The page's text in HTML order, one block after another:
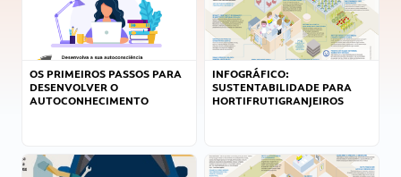
OS PRIMEIROS PASSOS PARA
DESENVOLVER O
AUTOCONHECIMENTO
INFOGRÁFICO:
SUSTENTABILIDADE PARA
HORTIFRUTIGRANJEIROS